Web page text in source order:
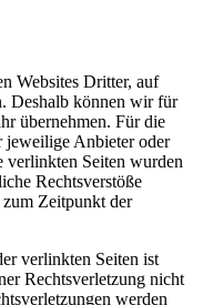
Websites Dritter, auf
Deshalb können wir für
übernehmen. Für die
jeweilige Anbieter oder
verlinkten Seiten wurden
Rechtsverstöße
Zeitpunkt der
verlinkten Seiten ist
Rechtsverletzung nicht
werden